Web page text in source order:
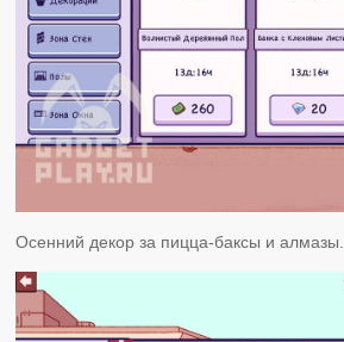
Осенний декор за пицца-баксы и алмазы.